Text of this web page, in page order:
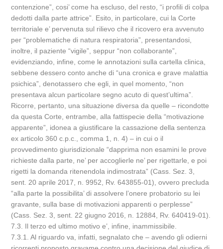
contenzione”, cosi’ come ha escluso, del resto, “i profili di colpa
dedotti dalla parte attrice”. Esito, in particolare, cui la Corte
territoriale e’ pervenuta sul rilievo che il ricovero era avvenuto
per “problematiche di natura respiratoria”, presentandosi,
inoltre, il paziente “vigile”, seppur “non collaborante”,
evidenziando, infine, come le annotazioni sulla cartella clinica,
sebbene dessero conto anche di “una cronica e grave malattia
psichica”, denotassero che egli, in quel momento, “non
presentava alcun particolare segno acuto di quest’ultima”.
Ricorre, pertanto, una situazione diversa da quelle – ricondotte
da questa Corte, entrambe, alla fattispecie della “motivazione
apparente”, idonea a giustificare la cassazione della sentenza
ex articolo 360 c.p.c., comma 1, n. 4) – in cui o il
provvedimento giurisdizionale “dapprima non esamini le prove
richieste dalla parte, ne’ per accoglierle ne’ per rigettarle, e poi
rigetti la domanda ritenendola indimostrata” (Cass. Sez. 3,
sent. 20 aprile 2017, n. 9952, Rv. 643855-01), ovvero precluda
“alla parte la possibilita’ di assolvere l’onere probatorio su lei
gravante, sulla base di motivazioni apparenti o perplesse”
(Cass. Sez. 3, sent. 22 giugno 2016, n. 12884, Rv. 640419-01).
7.3. Il terzo ed ultimo motivo e’, infine, inammissibile.
7.3.1. Al riguardo va, infatti, segnalato che – avendo gli odierni